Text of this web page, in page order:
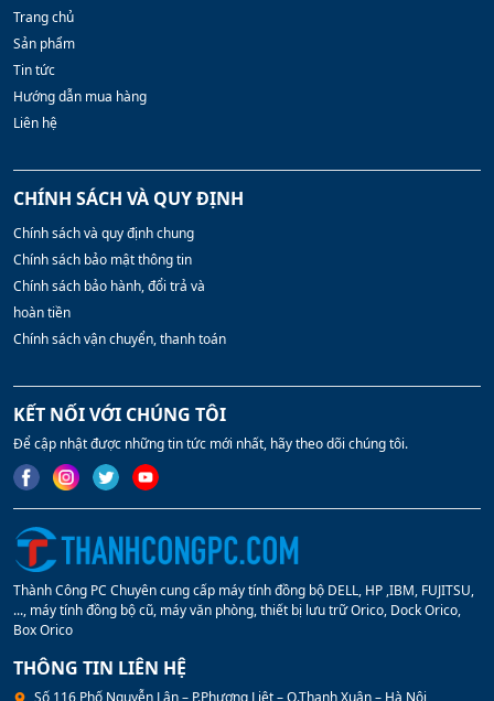
Thành Công PC Chuyên cung cấp máy tính đồng bộ DELL, HP ,IBM, FUJITSU,
..., máy tính đồng bộ cũ, máy văn phòng, thiết bị lưu trữ Orico, Dock Orico,
Box Orico
THÔNG TIN LIÊN HỆ
Trang chủ
Sản phẩm
Tin tức
Hướng dẫn mua hàng
Liên hệ
CHÍNH SÁCH VÀ QUY ĐỊNH
Chính sách và quy định chung
Chính sách bảo mật thông tin
Chính sách bảo hành, đổi trả và
hoàn tiền
Chính sách vận chuyển, thanh toán
KẾT NỐI VỚI CHÚNG TÔI
Để cập nhật được những tin tức mới nhất, hãy theo dõi chúng tôi.